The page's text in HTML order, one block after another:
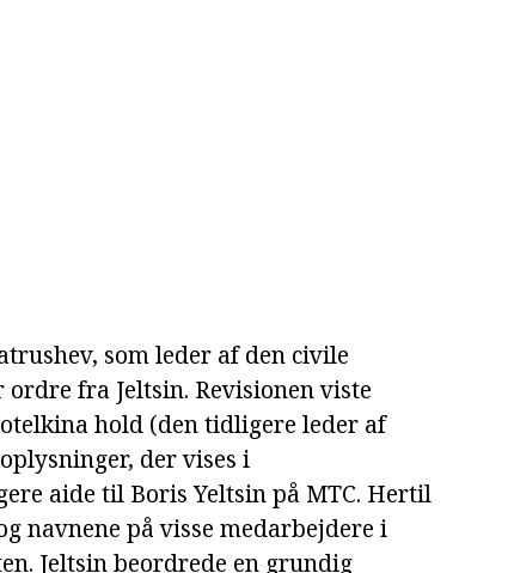
som leder af den civile
fra Jeltsin. Revisionen viste
hold (den tidligere leder af
der vises i
aide til Boris Yeltsin på MTC. Hertil
navnene på visse medarbejdere i
Jeltsin beordrede en grundig